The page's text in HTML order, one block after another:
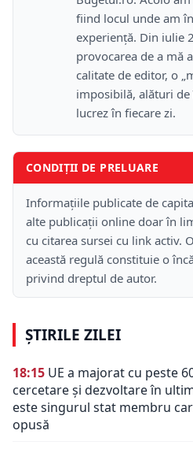
fiind locul unde am
experiență. Din iulie
provocarea de a mă
calitate de editor, o
imposibilă, alături de
lucrez în fiecare zi.
CONDIȚII DE PRELUARE
Informațiile publicate de
alte publicații online doar în
cu citarea sursei cu link activ.
această regulă constituie o
privind dreptul de autor.
ȘTIRILE ZILEI
18:15 UE a majorat cu peste
cercetare și dezvoltare în
este singurul stat membru
opusă